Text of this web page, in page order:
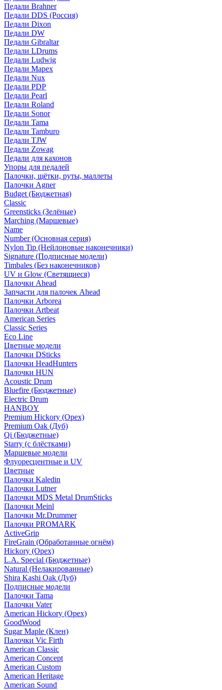
Педали Brahner
Педали DDS (Россия)
Педали Dixon
Педали DW
Педали Gibraltar
Педали LDrums
Педали Ludwig
Педали Mapex
Педали Nux
Педали PDP
Педали Pearl
Педали Roland
Педали Sonor
Педали Tama
Педали Tamburo
Педали TJW
Педали Zowag
Педали для кахонов
Упоры для педалей
Палочки, щётки, руты, маллеты
Палочки Agner
Budget (Бюджетная)
Classic
Greensticks (Зелёные)
Marching (Маршевые)
Name
Number (Основная серия)
Nylon Tip (Нейлоновые наконечники)
Signature (Подписные модели)
Timbales (Без наконечников)
UV и Glow (Светящиеся)
Палочки Ahead
Запчасти для палочек Ahead
Палочки Arborea
Палочки Artbeat
American Series
Classic Series
Eco Line
Цветные модели
Палочки DSticks
Палочки HeadHunters
Палочки HUN
Acoustic Drum
Bluefire (Бюджетные)
Electric Drum
HANBOY
Premium Hickory (Орех)
Premium Oak (Дуб)
Qi (Бюджетные)
Starry (с блёстками)
Маршевые модели
Флуоресцентные и UV
Цветные
Палочки Kaledin
Палочки Lutner
Палочки MDS Metal DrumSticks
Палочки Meinl
Палочки Mr.Drummer
Палочки PROMARK
ActiveGrip
FireGrain (Обработанные огнём)
Hickory (Орех)
L.A. Special (Бюджетные)
Natural (Нелакированные)
Shira Kashi Oak (Дуб)
Подписные модели
Палочки Tama
Палочки Vater
American Hickory (Орех)
GoodWood
Sugar Maple (Клен)
Палочки Vic Firth
American Classic
American Concept
American Custom
American Heritage
American Sound